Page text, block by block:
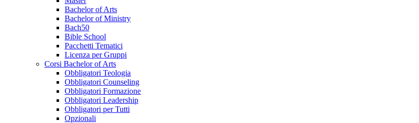
Bachelor of Arts
Bachelor of Ministry
Bach50
Bible School
Pacchetti Tematici
Licenza per Gruppi
Corsi Bachelor of Arts
Obbligatori Teologia
Obbligatori Counseling
Obbligatori Formazione
Obbligatori Leadership
Obbligatori per Tutti
Opzionali